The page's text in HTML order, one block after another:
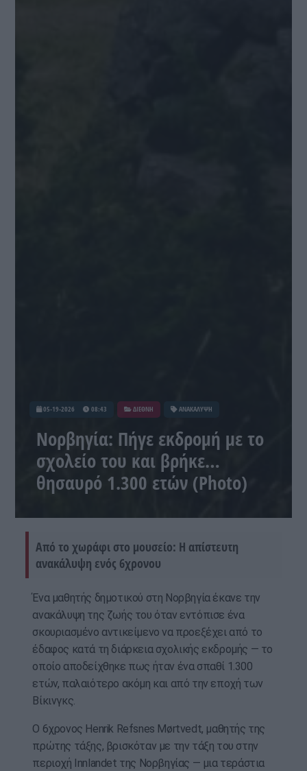
05-19-2026 08:43 ΔΙΕΘΝΗ ΑΝΑΚΑΛΥΨΗ
Νορβηγία: Πήγε εκδρομή με το
σχολείο του και βρήκε…
θησαυρό 1.300 ετών (Photo)
Από το χωράφι στο μουσείο: Η απίστευτη
ανακάλυψη ενός 6χρονου
Ένα μαθητής δημοτικού στη Νορβηγία έκανε την
ανακάλυψη της ζωής του όταν εντόπισε ένα
σκουριασμένο αντικείμενο να προεξέχει από το
έδαφος κατά τη διάρκεια σχολικής εκδρομής — το
οποίο αποδείχθηκε πως ήταν ένα σπαθί 1.300
ετών, παλαιότερο ακόμη και από την εποχή των
Βίκινγκς.
Ο 6χρονος Henrik Refsnes Mørtvedt, μαθητής της
πρώτης τάξης, βρισκόταν με την τάξη του στην
περιοχή Innlandet της Νορβηγίας — μια τεράστια